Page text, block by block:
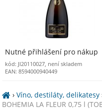
Nutné přihlášení pro nákup
kód: JI20110027, není skladem
EAN: 8594000940449
›Víno, destiláty, delikatesy
BOHEMIA LA FLEUR 0,75 l